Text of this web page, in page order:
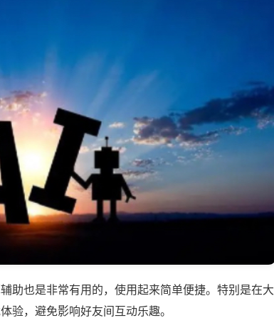
助也是非常有用的，使用起来简单便捷。特别是在大
验，避免影响好友间互动乐趣。